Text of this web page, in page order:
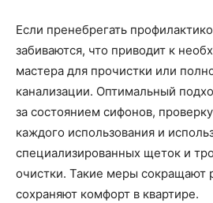
Если пренебрегать
забиваются, что приводит к
мастера для прочистки или
канализации. Оптимальный
за состоянием сифонов,
каждого использования и
специализированных щеток и
очистки. Такие меры сокращают
сохраняют комфорт в квартире.